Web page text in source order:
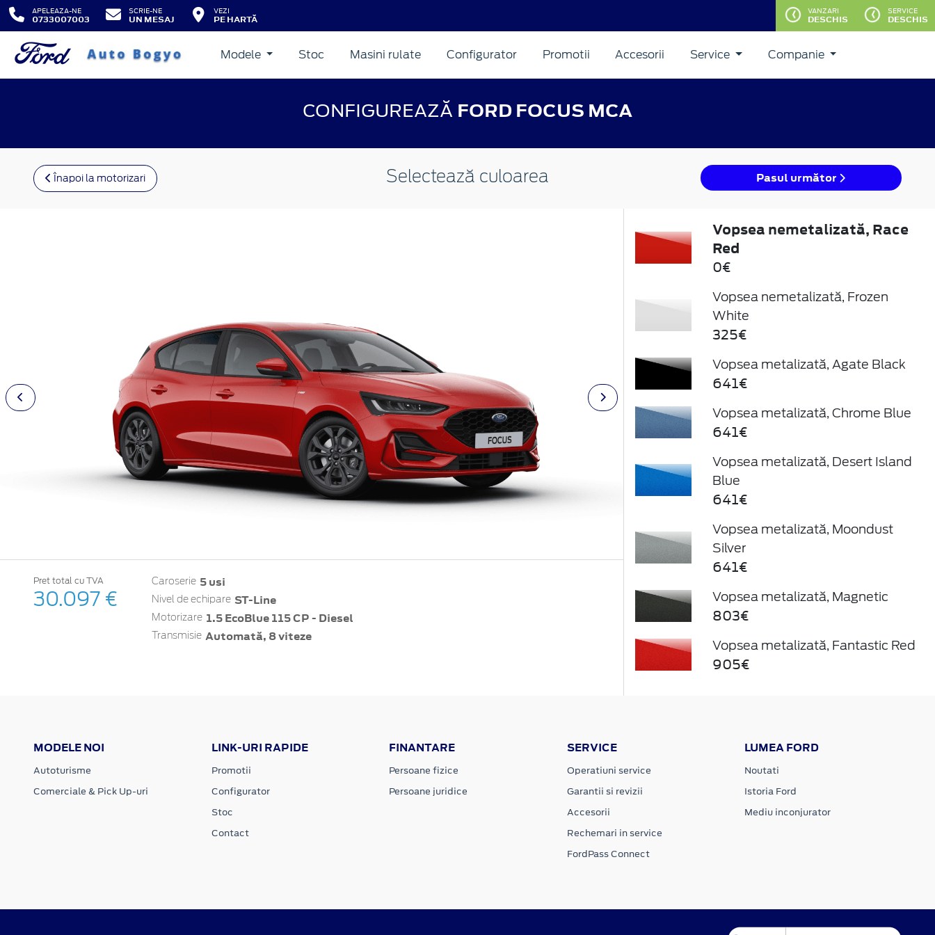
APELEAZA-NE
0733007003
SCRIE-NE
UN MESAJ
VEZI
PE HARTĂ
VANZARI
DESCHIS
SERVICE
DESCHIS
Modele Stoc Masini rulate Configurator Promotii Accesorii Service Companie
CONFIGUREAZĂ FORD FOCUS MCA
Înapoi la motorizari Selectează culoarea Pasul următor
Pret total cu TVA
30.097 €
Caroserie 5 usi
Nivel de echipare ST-Line
Motorizare 1.5 EcoBlue 115 CP - Diesel
Transmisie Automată, 8 viteze
Vopsea nemetalizată, Race
Red
0€
Vopsea nemetalizată, Frozen
White
325€
Vopsea metalizată, Agate Black
641€
Vopsea metalizată, Chrome Blue
641€
Vopsea metalizată, Desert Island
Blue
641€
Vopsea metalizată, Moondust
Silver
641€
Vopsea metalizată, Magnetic
803€
Vopsea metalizată, Fantastic Red
905€
MODELE NOI
Autoturisme
Comerciale & Pick Up-uri
LINK-URI RAPIDE
Promotii
Configurator
Stoc
Contact
FINANTARE
Persoane fizice
Persoane juridice
SERVICE
Operatiuni service
Garantii si revizii
Accesorii
Rechemari in service
FordPass Connect
LUMEA FORD
Noutati
Istoria Ford
Mediu inconjurator